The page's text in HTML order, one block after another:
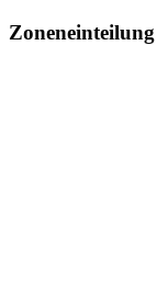
Zoneneinteilung